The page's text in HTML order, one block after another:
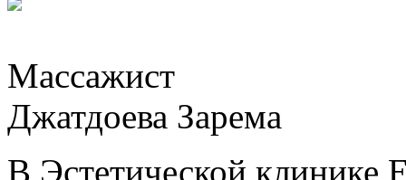
Массажист
Джатдоева Зарема
В Эстетической клинике